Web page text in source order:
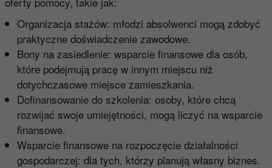
Organizacja stażów: młodzi absolwenci mogą zdobyć
praktyczne doświadczenie zawodowe.
Bony na zasiedlenie: wsparcie finansowe dla osób,
które podejmują pracę w innym miejscu niż
dotychczasowe miejsce zamieszkania.
Dofinansowanie do szkolenia: osoby, które chcą
rozwijać swoje umiejętności, mogą liczyć na wsparcie
finansowe.
Wsparcie finansowe na rozpoczęcie działalności
gospodarczej: dla tych, którzy planują własny biznes.